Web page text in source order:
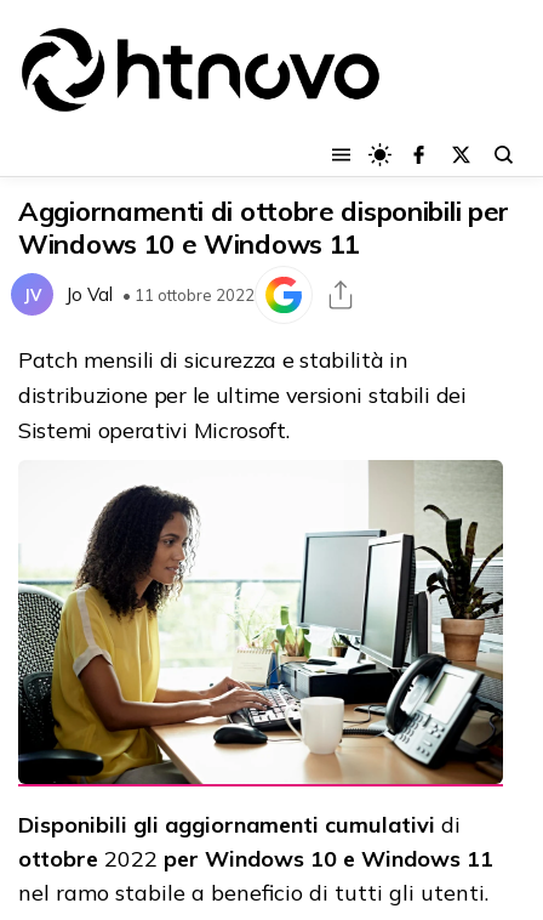
Aggiornamenti di ottobre disponibili per
Windows 10 e Windows 11
JV Jo Val • 11 ottobre 2022
Patch mensili di sicurezza e stabilità in
distribuzione per le ultime versioni stabili dei
Sistemi operativi Microsoft.
Disponibili gli aggiornamenti cumulativi di
ottobre 2022 per Windows 10 e Windows 11
nel ramo stabile a beneficio di tutti gli utenti.